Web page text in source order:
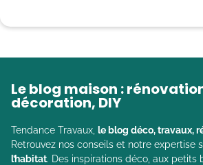
Le blog maison :
décoration, DIY
Tendance Travaux, le blog déco, travaux,
Retrouvez nos conseils et notre expertise
l’habitat. Des inspirations déco, aux petits